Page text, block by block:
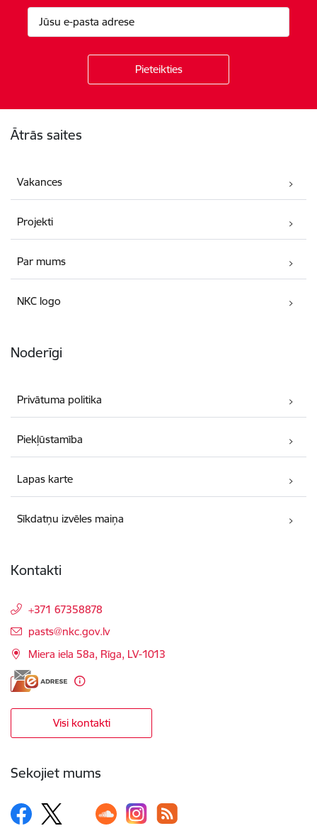
Ātrās saites
Vakances
Projekti
Par mums
NKC logo
Noderīgi
Privātuma politika
Piekļūstamība
Lapas karte
Sīkdatņu izvēles maiņa
Kontakti
+371 67358878
E-pasts:
pasts@nkc.gov.lv
Miera iela 58a, Rīga, LV-1013
Visi kontakti
Sekojiet mums